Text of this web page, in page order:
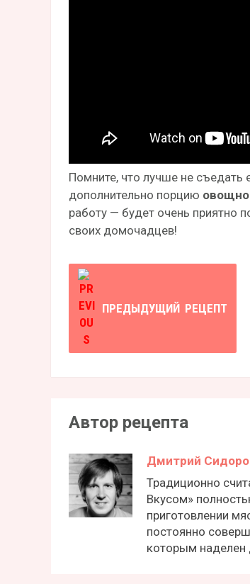
Помните, что лучше не съедать
дополнительно порцию
работу — будет очень приятно
своих домочадцев!
ПРЕДЫДУЩИЙ РЕЦЕПТ
Автор рецепта
Дмитрий
Традиционно
Вкусом»
приготовлении
постоянно
которым наделен